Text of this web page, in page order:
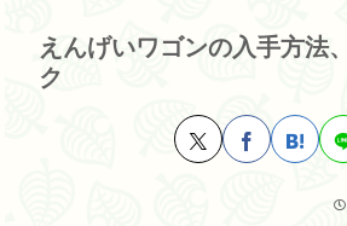
えんげいワゴンの入手方法
ク